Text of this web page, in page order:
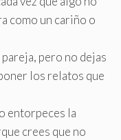
como un cariño o
pero no dejas
los relatos que
entorpeces la
crees que no